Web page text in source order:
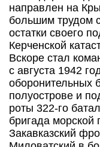
направлен на
большим трудом
остатки своего
Керченской
Вскоре стал
с августа 1942
оборонительных
полуострове и
роты 322-го
бригада морской
Закавказский